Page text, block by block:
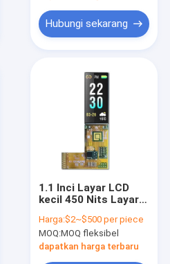
Hubungi sekarang
1.1 Inci Layar LCD
kecil 450 Nits Layar
Harga:$2~$500 per piece
MOQ:MOQ fleksibel
dapatkan harga terbaru